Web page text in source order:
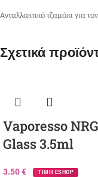
Ανταλλακτικό τζαμάκι για
Σχετικά
Vaporesso NRG
Glass 3.5ml
3.50€ ΤΙΜΗ ESHOP